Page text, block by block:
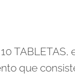
10
que